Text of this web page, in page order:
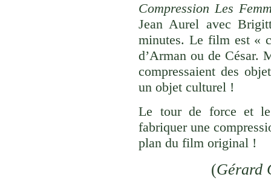
Compression Les
Jean Aurel avec
minutes. Le film est «
d’Arman ou de César.
compressaient des
un objet culturel !
Le tour de force et
fabriquer une
plan du film original !
(Gérard